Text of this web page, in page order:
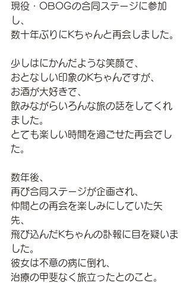
現役・OBOGの合同ステージに参加
し、
数十年ぶりにKちゃんと再会しました。
少しはにかんだような笑顔で、
おとなしい印象のKちゃんですが、
お酒が大好きで、
飲みながらいろんな旅の話をしてくれ
ました。
とても楽しい時間を過ごせた再会でし
た。
数年後、
再び合同ステージが企画され、
仲間との再会を楽しみにしていた矢
先、
飛び込んだKちゃんの訃報に目を疑いま
した。
彼女は不意の病に倒れ、
治療の甲斐なく旅立ったとのこと。